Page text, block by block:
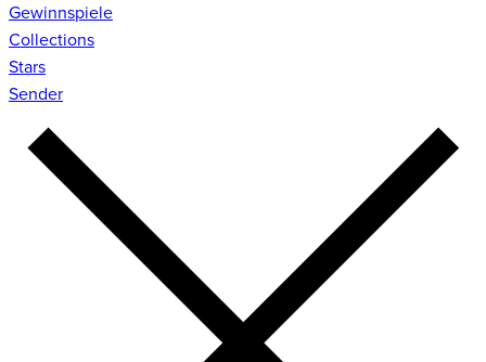
Gewinnspiele
Collections
Stars
Sender